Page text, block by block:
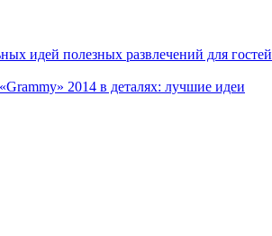
идей полезных развлечений для гостей
2014 в деталях: лучшие идеи